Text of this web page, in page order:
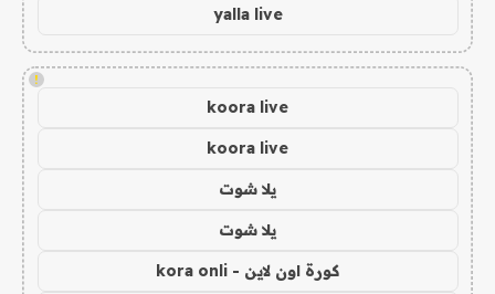
yalla live
!
koora live
koora live
يلا شوت
يلا شوت
كورة اون لاين - kora onli